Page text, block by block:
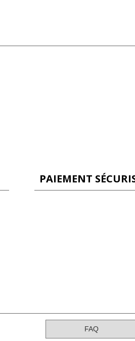
PAIEMENT
FAQ